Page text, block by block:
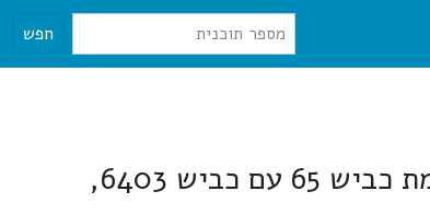
חפש
פיצול מגרש מנחלה 84 במושב גן השומרון בנחלה 84 נמצאת בסמוך לצומת כרכור, צומת כביש 65 עם כביש 6403,